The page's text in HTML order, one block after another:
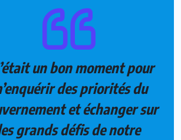
un bon moment pour
des priorités du
et échanger sur
grands défis de notre